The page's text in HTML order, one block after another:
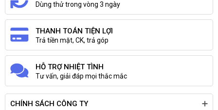
Dùng thử trong vòng 3 ngày
THANH TOÁN TIỆN LỢI
Trả tiền mặt, CK, trả góp
HỖ TRỢ NHIỆT TÌNH
Tư vấn, giải đáp mọi thắc mắc
CHÍNH SÁCH CÔNG TY